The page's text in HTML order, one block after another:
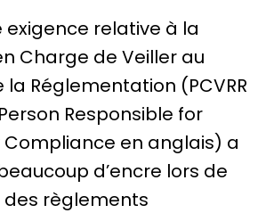
exigence relative à la
Charge de Veiller au
la Réglementation (PCVRR
Responsible for
Compliance en anglais) a
d’encre lors de
règlements